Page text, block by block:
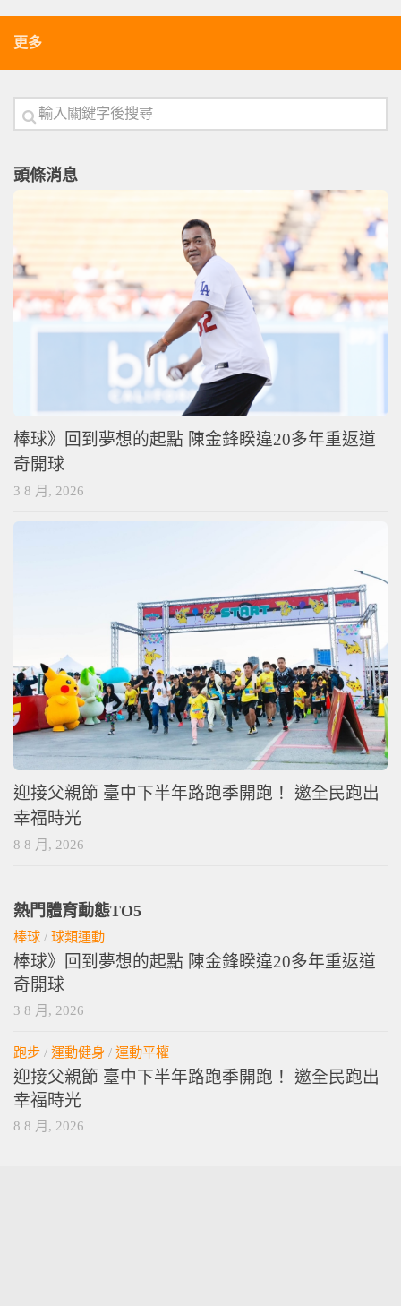
更多
頭條消息
棒球》回到夢想的起點 陳金鋒睽違20多年重返道
奇開球
3 8 月, 2026
迎接父親節 臺中下半年路跑季開跑！ 邀全民跑出
幸福時光
8 8 月, 2026
熱門體育動態TO5
棒球 / 球類運動
棒球》回到夢想的起點 陳金鋒睽違20多年重返道
奇開球
3 8 月, 2026
跑步 / 運動健身 / 運動平權
迎接父親節 臺中下半年路跑季開跑！ 邀全民跑出
幸福時光
8 8 月, 2026